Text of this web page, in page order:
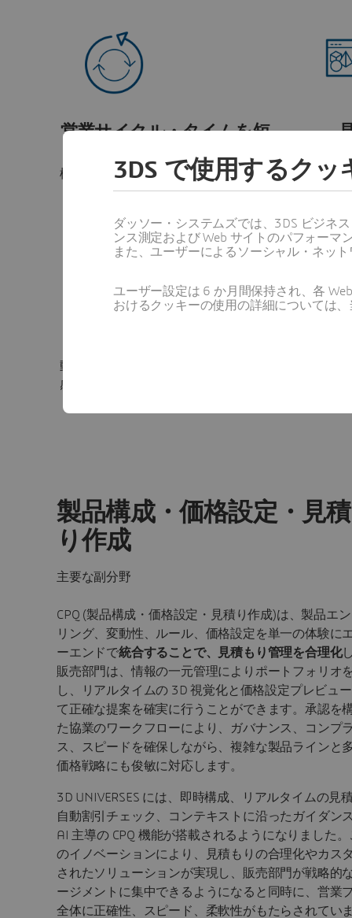
営業サイクル・タイムを短
構成を見積プロセスに直接組み込むこ
とで、ボトルネックを解消します。
ア
動的に変化する価格プレビューで没入
感のある視覚的に説得力のある体験を
製品構成・価格設定・見
り作成
主要な副分野
CPQ (製品構成・価格設定・見積り作成)は、製品エ
リング、変動性、ルール、価格設定を単一の体験に
ーエンドで統合することで、見積もり管理を合理化
販売部門は、情報の一元管理によりポートフォリオ
し、リアルタイムの 3D 視覚化と価格設定プレビュ
て正確な提案を確実に行うことができます。承認を
た協業のワークフローにより、ガバナンス、コンプ
ス、スピードを確保しながら、複雑な製品ラインと
価格戦略にも俊敏に対応します。
3D UNIVERSES には、即時構成、リアルタイムの見
自動割引チェック、コンテキストに沿ったガイダン
AI 主導の CPQ 機能が搭載されるようになりました
のイノベーションにより、見積もりの合理化やカス
されたソリューションが実現し、販売部門が戦略的
ージメントに集中できるようになると同時に、営業
全体に正確性、スピード、柔軟性がもたらされてい
3DS で使用するク
ダッソー・システムズでは、3DS ビジネ
ンス測定および Web サイトのパフォー
また、ユーザーによるソーシャル・ネッ
ユーザー設定は 6 か月間保持され、各
おけるクッキーの使用の詳細については、